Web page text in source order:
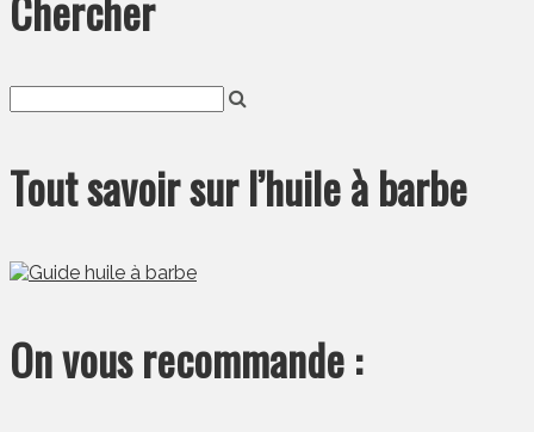
Tout savoir sur l’huile à barbe
On vous recommande :